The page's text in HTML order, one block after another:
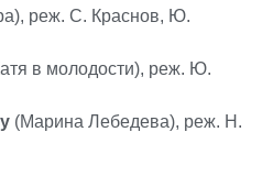
реж. С. Краснов, Ю.
в молодости), реж. Ю.
(Марина Лебедева), реж. Н.